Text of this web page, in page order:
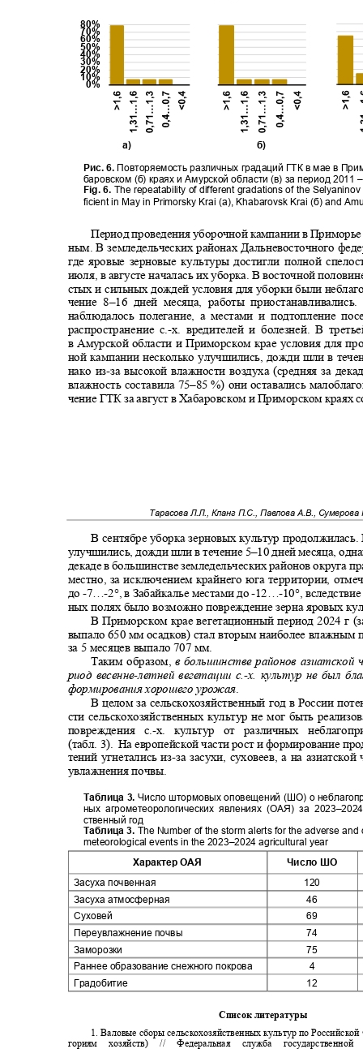
80%
70%
60%
50%
40%
30%
20%
10%
0%
а) б)
Рис. 6. Повторяемость различных градаций ГТК в мае в
баровском (б) краях и Амурской области (в) за период 2011
Fig. 6. The repeatability of different gradations of the
ficient in May in Primorsky Krai (a), Khabarovsk Krai (б) and
Период проведения уборочной кампании в
ным. В земледельческих районах Дальневосточного
где яровые зерновые культуры достигли полной
июля, в августе началась их уборка. В восточной
стых и сильных дождей условия для уборки были
чение 8–16 дней месяца, работы
наблюдалось полегание, а местами и подтопление
распространение с.-х. вредителей и болезней. В
в Амурской области и Приморском крае условия для
ной кампании несколько улучшились, дожди шли в
нако из-за высокой влажности воздуха (средняя за
влажность составила 75–85%) они оставались
чение ГТК за август в Хабаровском и Приморском краях
Тарасова Л.Л., Кланг П.С., Павлова А.В., Сумерова
В сентябре уборка зерновых культур
улучшились, дожди шли в течение 5–10 дней месяца,
декаде в большинстве земледельческих районов округа
местно, за исключением крайнего юга территории,
до -7…-2°, в Забайкалье местами до-12…-10°,
ных полях было возможно повреждение зерна яровых
В Приморском крае вегетационный период 2024 г
выпало 650 мм осадков) стал вторым наиболее влажным
за 5 месяцев выпало 707 мм.
Таким образом, в большинстве районов
риод весенне-летней вегетации с.-х. культур не был
формирования хорошего урожая
В целом за сельскохозяйственный год в России
сти сельскохозяйственных культур не мог быть
повреждения с. -х. культур от различных
(табл. 3).
На европейской части рост и формирование
тений угнетались из-за засухи, суховеев, а на азиатской
увлажнения почвы.
Таблица 3.Число штормовых оповещений (ШО) о
ных агрометеорологических явлениях (ОАЯ) за
ственный год
Таблица3. The Number of the storm alerts for the adverse
meteorological events in the 2023‒2024 agricultural year
Характер ОАЯ
Засуха почвенная
Число ШО
120
46
69
74
75
4
Засуха атмосферная
Суховей
Переувлажнение почвы
Заморозки
Раннее образование снежного покрова
Градобитие
12
Список литературы
1.Валовые сборы сельскохозяйственных культур по
гориям хозяйств) // Федеральная служба